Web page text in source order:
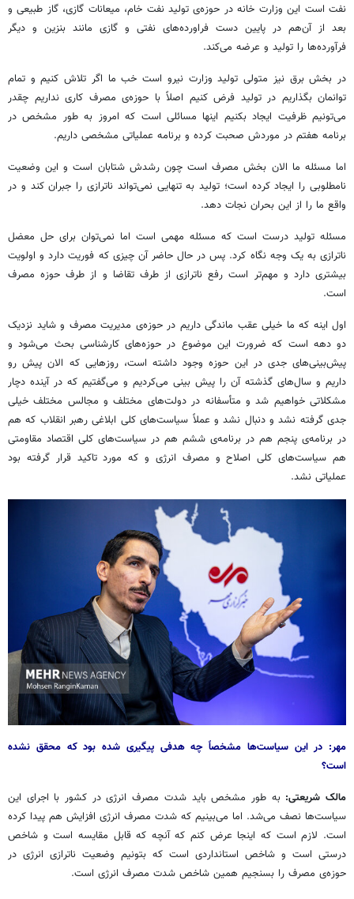
نفت است این وزارت خانه در حوزه‌ی تولید نفت خام، میعانات گازی، گاز طبیعی و
بعد از آن‌هم در پایین دست فراورده‌های نفتی و گازی مانند بنزین و دیگر
فرآورده‌ها را تولید و عرضه می‌کند.
در بخش برق نیز متولی تولید وزارت نیرو است خب ما اگر تلاش کنیم و تمام
توانمان بگذاریم در تولید فرض کنیم اصلاً با حوزه‌ی مصرف کاری نداریم چقدر
می‌تونیم ظرفیت ایجاد بکنیم اینها مسائلی است که امروز به طور مشخص در
برنامه هفتم در موردش صحبت کرده و برنامه عملیاتی مشخصی داریم.
اما مسئله ما الان بخش مصرف است چون رشدش شتابان است و این وضعیت
نامطلوبی را ایجاد کرده است؛ تولید به تنهایی نمی‌تواند ناترازی را جبران کند و در
واقع ما را از این بحران نجات دهد.
مسئله تولید درست است که مسئله مهمی است اما نمی‌توان برای حل معضل
ناترازی به یک وجه نگاه کرد. پس در حال حاضر آن چیزی که فوریت دارد و اولویت
بیشتری دارد و مهم‌تر است رفع ناترازی از طرف تقاضا و از طرف حوزه مصرف
است.
اول اینه که ما خیلی عقب ماندگی داریم در حوزه‌ی مدیریت مصرف و شاید نزدیک
دو دهه است که ضرورت این موضوع در حوزه‌های کارشناسی بحث می‌شود و
پیش‌بینی‌های جدی در این حوزه وجود داشته است، روزهایی که الان پیش رو
داریم و سال‌های گذشته آن را پیش بینی می‌کردیم و می‌گفتیم که در آینده دچار
مشکلاتی خواهیم شد و متأسفانه در دولت‌های مختلف و مجالس مختلف خیلی
جدی گرفته نشد و دنبال نشد و عملاً سیاست‌های کلی ابلاغی رهبر انقلاب که هم
در برنامه‌ی پنجم هم در برنامه‌ی ششم هم در سیاست‌های کلی اقتصاد مقاومتی
هم سیاست‌های کلی اصلاح و مصرف انرژی و که مورد تاکید قرار گرفته بود
عملیاتی نشد.
مهر: در این سیاست‌ها مشخصاً چه هدفی پیگیری شده بود که محقق نشده
است؟
مالک شریعتی: به طور مشخص باید شدت مصرف انرژی در کشور با اجرای این
سیاست‌ها نصف می‌شد. اما می‌بینیم که شدت مصرف انرژی افزایش هم پیدا کرده
است. لازم است که اینجا عرض کنم که آنچه که قابل مقایسه است و شاخص
درستی است و شاخص استانداردی است که بتونیم وضعیت ناترازی انرژی در
حوزه‌ی مصرف را بسنجیم همین شاخص شدت مصرف انرژی است.